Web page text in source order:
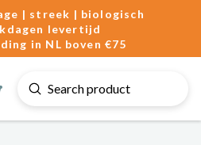
| streek | biologisch
levertijd
in NL boven €75
Search
Submit